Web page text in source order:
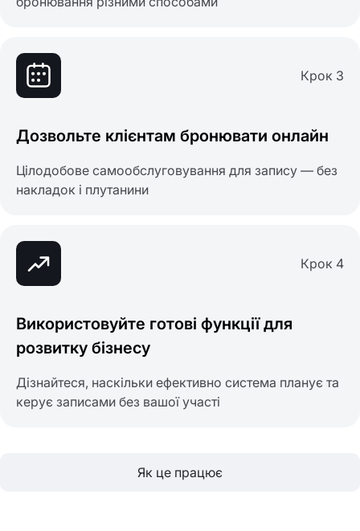
Крок 3
Дозвольте клієнтам бронювати онлайн
Цілодобове самообслуговування для запису — без
накладок і плутанини
Крок 4
Використовуйте готові функції для
розвитку бізнесу
Дізнайтеся, наскільки ефективно система планує та
керує записами без вашої участі
Як це працює